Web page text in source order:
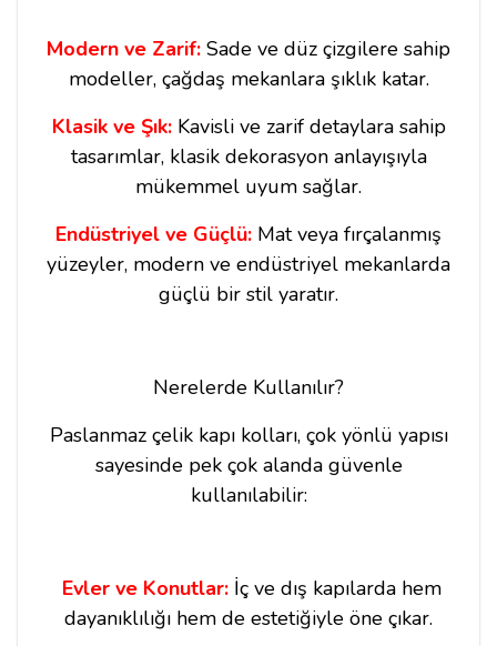
Modern ve Zarif: Sade ve düz çizgilere sahip
modeller, çağdaş mekanlara şıklık katar.
Klasik ve Şık:Kavisli ve zarif detaylara sahip
tasarımlar, klasik dekorasyon anlayışıyla
mükemmel uyum sağlar.
Endüstriyel ve Güçlü: Mat veya fırçalanmış
yüzeyler, modern ve endüstriyel mekanlarda
güçlü bir stil yaratır.
Nerelerde Kullanılır?
Paslanmaz çelik kapı kolları, çok yönlü yapısı
sayesinde pek çok alanda güvenle
kullanılabilir:
Evler ve Konutlar:İç ve dış kapılarda hem
dayanıklılığı hem de estetiğiyle öne çıkar.